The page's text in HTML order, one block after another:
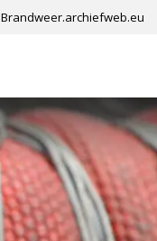
Brandweer.archiefweb.eu